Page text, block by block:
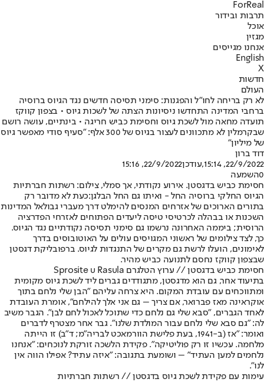
ForReal
תרבות ובידור
אוכל
מגזין
אנחנו מגייסים
English
X
חדשות
העולם
לא רק בריחה לחו"ל והפגנות: סימני תסיסה חדשים נגד הגיוס ברוסיה
ברחבי המדינה התחדשו ניסיונות הצתה של לשכות גיוס • בצפון קווקז
תועדה מחאה מול לשכת גיוס וחסימת כביש חריגה • בינתיים, עושה רושם
שבקרמלין לא מתכוונים לעצור בגיוס של 300 אלף: "סעיף סודי מאפשר גיוס
של מיליון"
דוד ברון
22/9/2022, 15:14
,עודכן22/9/2022, 15:16
0השמעה
חסימת כביש בדגסטן. אירוע נקודתי, אך סמלי, צילום: רשתות חברתיות
הגיוס החלקי ברוסיה החל - ואיתו גם החל הבלגן:כעת לא מדובר רק
בתורים הארוכים של אזרחים המנסים להימלט דרך מעברי גבולאל המדינות
השכנות או בבהלה לכרטיסי טיסה ליעדים הפתוחים לאזרחי הפדרציה
הרוסית; ביממה האחרונה נרשמו גם סימני תסיסה נקודתיים נגד הגיוס.
כך, לצד צילומים של ראשוני המגויסים עולים על האוטובוסים בדרך
לאימונים, הועלו לרשת גם מקרים של התנגדות לגיוס. ברפובליקת דגסטן
שבצפון קווקז נחסם לתנועה כביש מהיר.
חסימת כביש בדגסטן // ערוץ הטלגרם Sprosite u Rasula
בתיעוד אחר, גם הוא מדגסטן, מתגודדים גברים ליד לשכת גיוס מקומית
ומתווכחים עם עובדת המקום. היא צרחה עליהם "הבן שלי נלחם בתוך
אוקראינה מאז פברואר, אם צריך – גם אני אלך להילחם", אומרת העובדת
לאחד הגברים, "סבא שלי גם נלחם כדי שתוכל לאכול לחם לבן". הגבר משיב
לה: "גם סבא שלי נלחם עבור המולדת שלנו". גבר אחר מצטרף לדברים
ואומר: "אז (ב-1941, בעת פלישת הוורמאכט לבריה"מ; ד"ב) זו הייתה
מלחמה. עכשיו זו רק פוליטיקה". פקידת הלשכה זורקת לנוכחים: "אנחנו
נלחמים למען העתיד" – ושומעת בתגובה: "איזה עתיד? אפילו הווה אין
לנו".
עימות עם פקידת לשכת גיוס בדגסטן // רשתות חברתיות